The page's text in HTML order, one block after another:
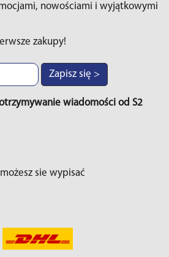
nowościami i wyjątkowymi
zakupy!
Zapisz się >
wiadomości od S2
sie wypisać